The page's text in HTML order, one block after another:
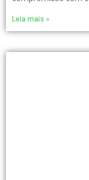
Leia mais »